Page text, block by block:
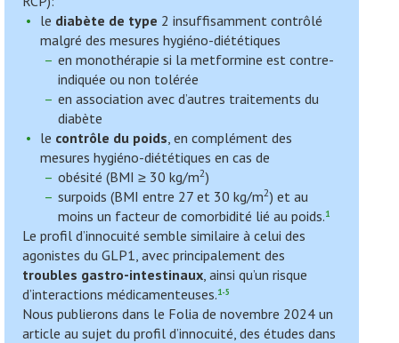
le diabète de type 2 insuffisamment contrôlé
malgré des mesures hygiéno-diététiques
en monothérapie si la metformine est contre-
indiquée ou non tolérée
en association avec d’autres traitements du
diabète
le contrôle du poids, en complément des
mesures hygiéno-diététiques en cas de
obésité (BMI ≥ 30 kg/m2)
surpoids (BMI entre 27 et 30 kg/m2) et au
moins un facteur de comorbidité lié au poids.1
Le profil d’innocuité semble similaire à celui des
agonistes du GLP1, avec principalement des
troubles gastro-intestinaux, ainsi qu’un risque
d’interactions médicamenteuses.1-5
Nous publierons dans le Folia de novembre 2024 un
article au sujet du profil d’innocuité, des études dans